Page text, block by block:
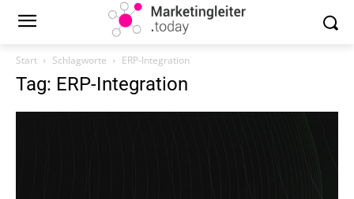
Start Schlagworte ERP-Integration
Tag: ERP-Integration